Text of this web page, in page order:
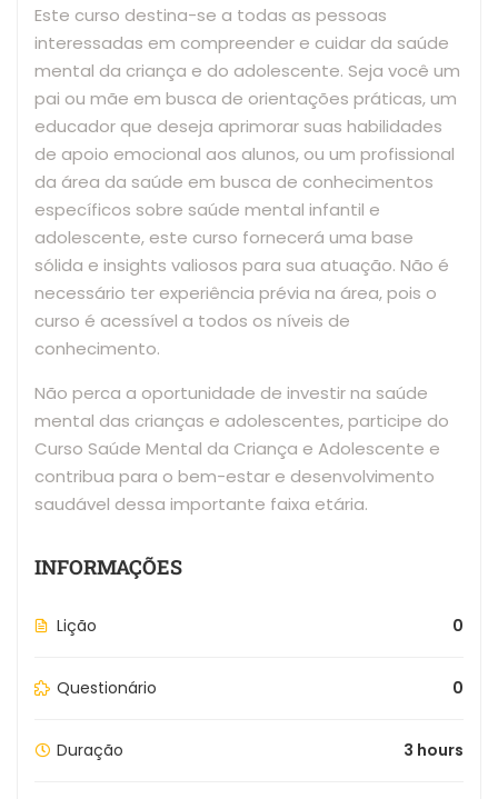
Este curso destina-se a todas as pessoas
interessadas em compreender e cuidar da saúde
mental da criança e do adolescente. Seja você um
pai ou mãe em busca de orientações práticas, um
educador que deseja aprimorar suas habilidades
de apoio emocional aos alunos, ou um profissional
da área da saúde em busca de conhecimentos
específicos sobre saúde mental infantil e
adolescente, este curso fornecerá uma base
sólida e insights valiosos para sua atuação. Não é
necessário ter experiência prévia na área, pois o
curso é acessível a todos os níveis de
conhecimento.
Não perca a oportunidade de investir na saúde
mental das crianças e adolescentes, participe do
Curso Saúde Mental da Criança e Adolescente e
contribua para o bem-estar e desenvolvimento
saudável dessa importante faixa etária.
INFORMAÇÕES
Lição 0
Questionário 0
Duração 3 hours